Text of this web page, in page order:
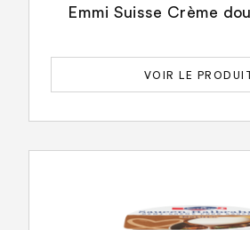
Emmi Suisse Crème
VOIR LE